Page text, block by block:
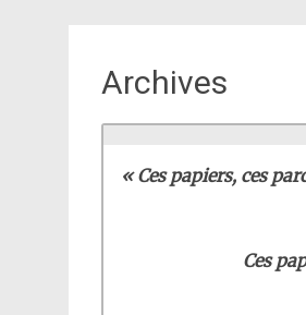
Archives
« Ces papiers, ces
Ces